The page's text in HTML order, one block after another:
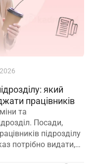
який
працівників
та
Посади,
підрозділу
потрібно видати,